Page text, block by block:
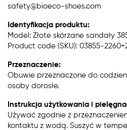
safety@bioeco-shoes.com
Identyfikacja produktu:
Model: Złote skórzane sandały
Product code (SKU): 03855-
Przeznaczenie:
Obuwie przeznaczone do
osoby dorosłe.
Instrukcja użytkowania i
Używać zgodnie z
kontaktu z wodą. Suszyć w